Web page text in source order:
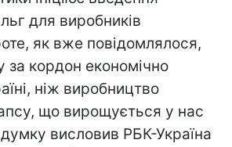
для виробників
як вже повідомлялося,
кордон економічно
ніж виробництво
що вирощується у нас
думку висловив РБК-Україна